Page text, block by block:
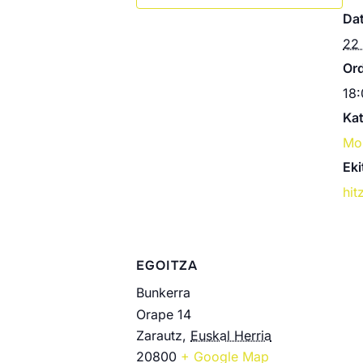
22
EGOITZA
Bunkerra
Orape 14
Zarautz, Euskal Herria
20800 + Google Map